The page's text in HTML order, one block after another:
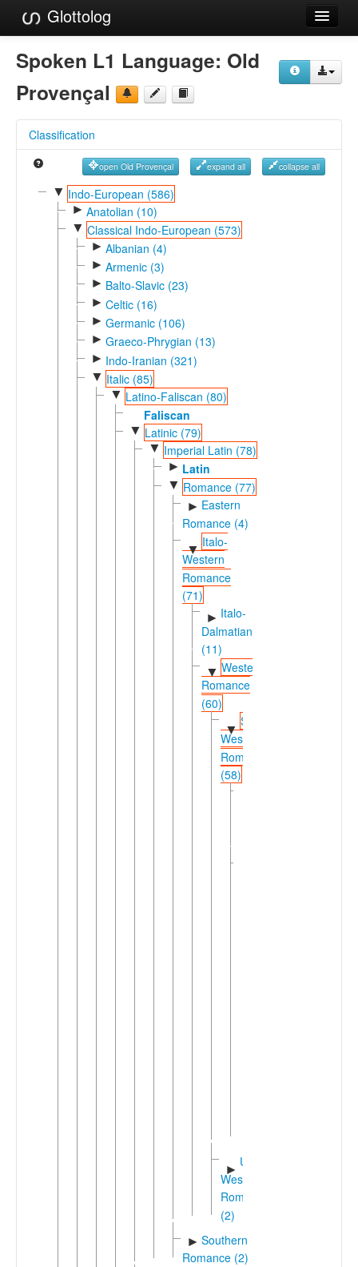
Glottolog
Languages
References
Reference Search
GlottoScope
Spoken L1 Language: Old
Provençal
Classification
open Old Provençal expand all collapse all
▼ Indo-European (586)
► Anatolian (10)
▼ Classical Indo-European (573)
► Albanian (4)
► Armenic (3)
► Balto-Slavic (23)
► Celtic (16)
► Germanic (106)
► Graeco-Phrygian (13)
► Indo-Iranian (321)
▼ Italic (85)
▼ Latino-Faliscan (80)
Faliscan
▼ Latinic (79)
▼ Imperial Latin (78)
► Latin
▼ Romance (77)
► Eastern
Romance (4)
▼
Italo-
Western
Romance
(71)
► Italo-
Dalmatian
(11)
▼Western
Romance
(60)
▼
Shifted
Western
Romance
(58)
►
Unshifted
Western
Romance
(2)
► Southern
Romance (2)